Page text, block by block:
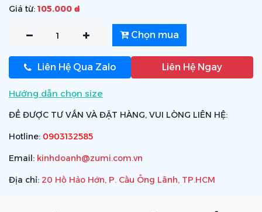
Giá từ: 105.000 ₫
Chọn mua
Liên Hệ Qua Zalo Liên Hệ Ngay
Hướng dẫn chọn size
ĐỂ ĐƯỢC TƯ VẤN VÀ ĐẶT HÀNG, VUI LÒNG LIÊN HỆ:
Hotline: 0903132585
Email: kinhdoanh@zumi.com.vn
Địa chỉ: 20 Hồ Hảo Hớn, P. Cầu Ông Lãnh, TP.HCM